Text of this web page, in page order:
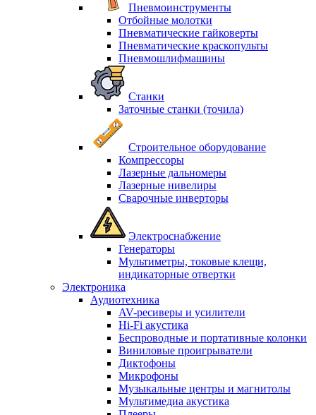
Пневмоинструменты
Отбойные молотки
Пневматические гайковерты
Пневматические краскопульты
Пневмошлифмашины
Станки
Заточные станки (точила)
Строительное оборудование
Компрессоры
Лазерные дальномеры
Лазерные нивелиры
Сварочные инверторы
Электроснабжение
Генераторы
Мультиметры, токовые клещи,
индикаторные отвертки
Электроника
Аудиотехника
AV-ресиверы и усилители
Hi-Fi акустика
Беспроводные и портативные колонки
Виниловые проигрыватели
Диктофоны
Микрофоны
Музыкальные центры и магнитолы
Мультимедиа акустика